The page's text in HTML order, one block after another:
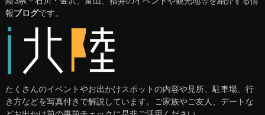
報ブログです。
たくさんのイベントやお出かけスポットの内容や見所、駐車場、行
き方などを写真付きで解説しています。ご家族やご友人、デートな